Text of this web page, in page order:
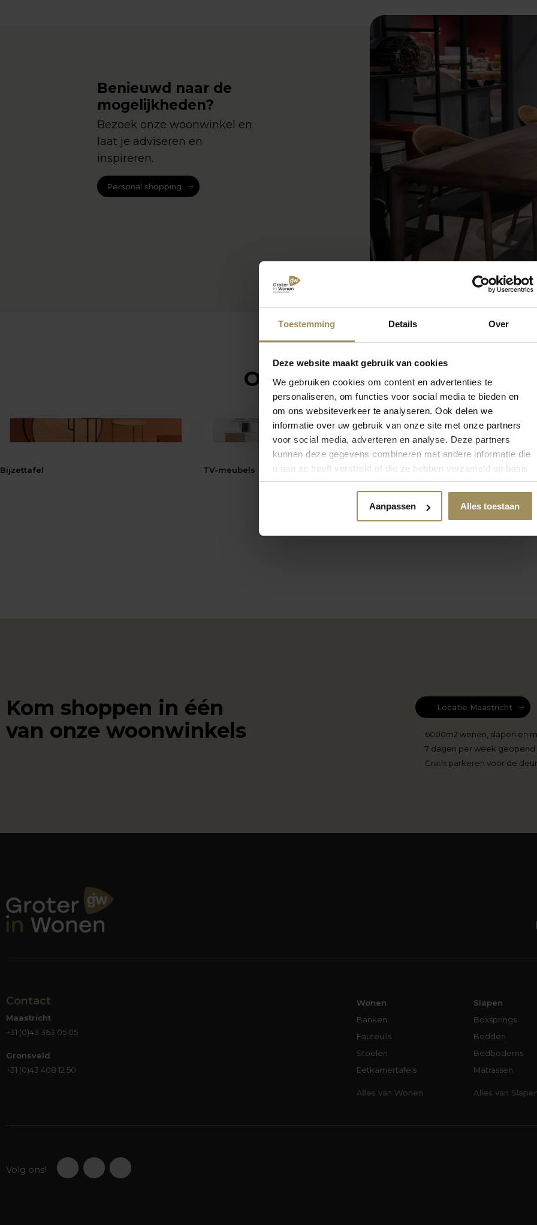
Toestemming Details Over
Deze website maakt gebruik van cookies
We gebruiken cookies om content en advertenties te
personaliseren, om functies voor social media te bieden en
om ons websiteverkeer te analyseren. Ook delen we
informatie over uw gebruik van onze site met onze partners
voor social media, adverteren en analyse. Deze partners
kunnen deze gegevens combineren met andere informatie die
u aan ze heeft verstrekt of die ze hebben verzameld op basis
van uw gebruik van hun services.
Aanpassen Alles toestaan
Benieuwd naar de
mogelijkheden?
Bezoek onze woonwinkel en
laat je adviseren en
inspireren.
Personal shopping
Op zoek naar meer
Bijzettafel TV-meubels Dressoirs
Kom shoppen in één
van onze woonwinkels
Locatie Maastricht
6000m2 wonen, slapen en
7 dagen per week geopend
Gratis parkeren voor de deur
Contact
Maastricht
+31 (0)43 363 05 05
Gronsveld
+31 (0)43 408 12 50
Wonen
Banken
Fauteuils
Stoelen
Eetkamertafels
Alles van Wonen
Slapen
Boxsprings
Bedden
Bedbodems
Matrassen
Alles van
Volg ons!